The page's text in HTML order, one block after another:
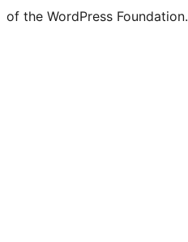
of the WordPress Foundation.